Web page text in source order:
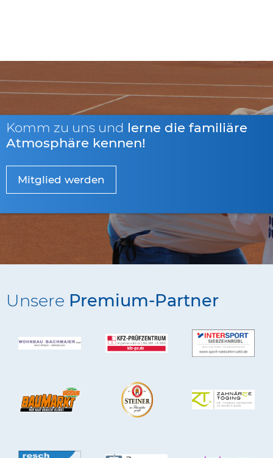
Komm zu uns und lerne die familiäre
Atmosphäre kennen!
Mitglied werden
Unsere Premium-Partner